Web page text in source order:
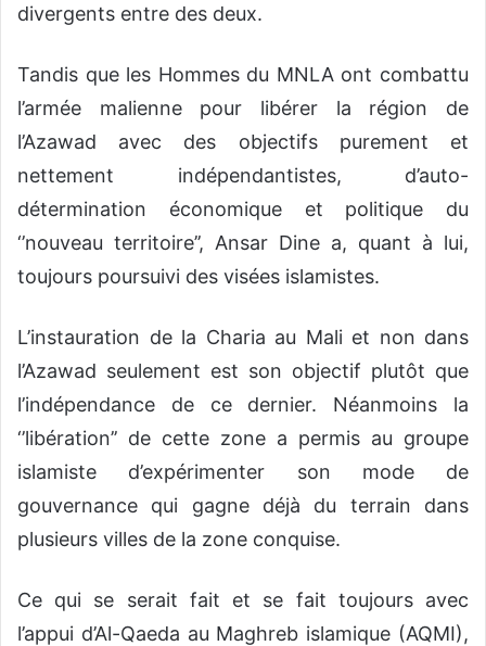
divergents entre des deux.
Tandis que les Hommes du MNLA ont combattu
l’armée malienne pour libérer la région de
l’Azawad avec des objectifs purement et
nettement indépendantistes, d’auto-
détermination économique et politique du
‘’nouveau territoire’’, Ansar Dine a, quant à lui,
toujours poursuivi des visées islamistes.
L’instauration de la Charia au Mali et non dans
l’Azawad seulement est son objectif plutôt que
l’indépendance de ce dernier. Néanmoins la
‘’libération’’ de cette zone a permis au groupe
islamiste d’expérimenter son mode de
gouvernance qui gagne déjà du terrain dans
plusieurs villes de la zone conquise.
Ce qui se serait fait et se fait toujours avec
l’appui d’Al-Qaeda au Maghreb islamique (AQMI),